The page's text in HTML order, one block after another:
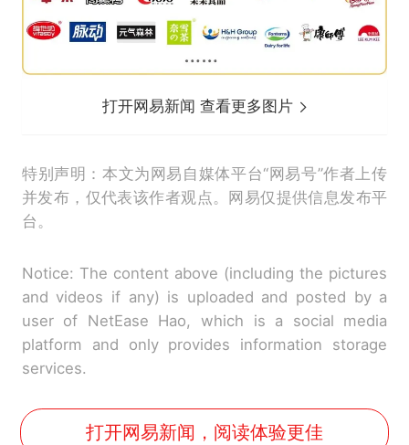
打开网易新闻 查看更多图片
特别声明：本文为网易自媒体平台“网易号”作者上传
并发布，仅代表该作者观点。网易仅提供信息发布平
台。
Notice: The content above (including the pictures
and videos if any) is uploaded and posted by a
user of NetEase Hao, which is a social media
platform and only provides information storage
services.
打开网易新闻，阅读体验更佳